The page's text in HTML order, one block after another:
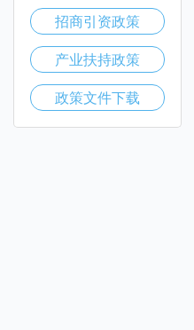
招商引资政策
产业扶持政策
政策文件下载